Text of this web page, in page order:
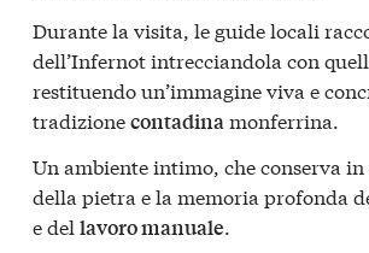
Durante la visita, le guide locali
dell’Infernot intrecciandola con
restituendo un’immagine viva e
tradizionecontadinamonferrina.
Un ambiente intimo, che conserva
della pietra e la memoria profonda
e del lavoro manuale.